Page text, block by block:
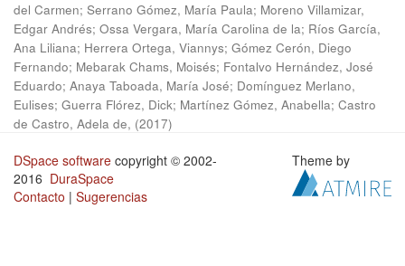
del Carmen; Serrano Gómez, María Paula; Moreno Villamizar,
Edgar Andrés; Ossa Vergara, María Carolina de la; Ríos García,
Ana Liliana; Herrera Ortega, Viannys; Gómez Cerón, Diego
Fernando; Mebarak Chams, Moisés; Fontalvo Hernández, José
Eduardo; Anaya Taboada, María José; Domínguez Merlano,
Eulises; Guerra Flórez, Dick; Martínez Gómez, Anabella; Castro
de Castro, Adela de, (2017)
DSpace software copyright © 2002-
2016 DuraSpace
Contacto | Sugerencias
Theme by